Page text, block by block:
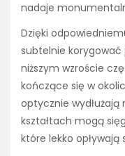
nadaje
Dzięki
subtelnie korygować
niższym wzroście
kończące się w
optycznie wydłużają
kształtach mogą
które lekko opływają